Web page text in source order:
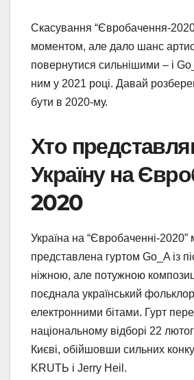
Скасування “Євробачення-
моментом, але дало шанс
повернутися сильнішими – і
ним у 2021 році. Давай
бути в 2020-му.
Хто
Україну на
2020
Україна на “Євробаченні-2020”
представлена гуртом Go_A із
ніжною, але потужною
поєднала український фольклор
електронними бітами. Гурт
національному відборі 22
Києві, обійшовши сильних
KRUTЬ і Jerry Heil.